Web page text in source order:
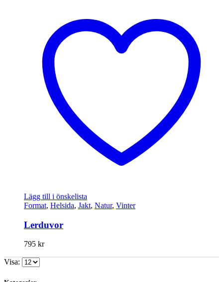
Lägg till i önskelista
Format, Helsida, Jakt, Natur, Vinter
Lerduvor
795 kr
Visa: